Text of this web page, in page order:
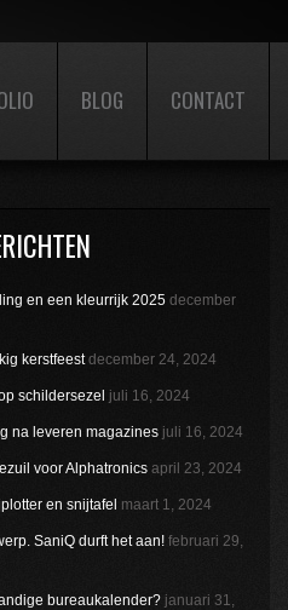
BLOG CONTACT
en een kleurrijk 2025 december
kerstfeest december 24, 2024
schildersezel juli 16, 2024
na leveren magazines juli 16, 2024
voor Alphatronics april 23, 2024
en snijtafel maart 1, 2024
SaniQ durft het aan! februari 29,
bureaukalender? januari 31,